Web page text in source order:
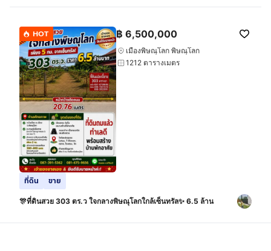
HOT ฿ 6,500,000
เมืองพิษณุโลก พิษณุโลก
1212 ตารางเมตร
ที่ดิน ขาย
🎊ที่ดินสวย 303 ตร.ว ใจกลางพิษณุโลกใกล้เซ็นทรัล✨ 6.5 ล้าน